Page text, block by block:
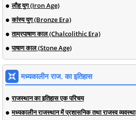
लौह युग (Iron Age)
कांस्य युग (Bronze Era)
ताम्रपाषाण काल (Chalcolithic Era)
पाषाण काल (Stone Age)
मध्यकालीन राज. का इतिहास
राजस्थान का इतिहास एक परिचय
मध्यकालीन राजस्थान में प्रशासनिक तथा राजस्व व्यवस्था